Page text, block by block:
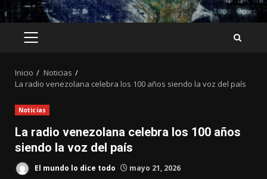
MENÚ
Inicio
Noticias
La radio venezolana celebra los 100 años siendo la voz del país
Noticias
La radio venezolana celebra los 100 años
siendo la voz del país
El mundo lo dice todo mayo 21, 2026